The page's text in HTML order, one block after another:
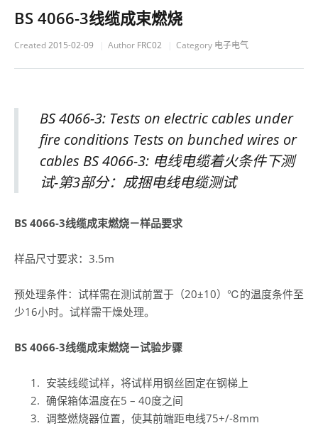
BS 4066-3线缆成束燃烧
Created2015-02-09 Author FRC02 Category 电子电气
BS 4066-3: Tests on electric cables under
fire conditions Tests on bunched wires or
cables BS 4066-3: 电线电缆着火条件下测
试-第3部分：成捆电线电缆测试
BS 4066-3线缆成束燃烧－样品要求
样品尺寸要求：3.5m
预处理条件：试样需在测试前置于（20±10）℃的温度条件至
少16小时。试样需干燥处理。
BS 4066-3线缆成束燃烧－试验步骤
安装线缆试样，将试样用钢丝固定在钢梯上
确保箱体温度在5 – 40度之间
调整燃烧器位置，使其前端距电线75+/-8mm